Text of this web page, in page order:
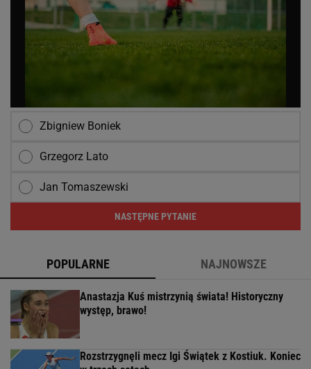
Zbigniew Boniek
Grzegorz Lato
Jan Tomaszewski
NASTĘPNE PYTANIE
POPULARNE NAJNOWSZE
Anastazja Kuś mistrzynią świata! Historyczny
występ, brawo!
Rozstrzygnęli mecz Igi Świątek z Kostiuk. Koniec